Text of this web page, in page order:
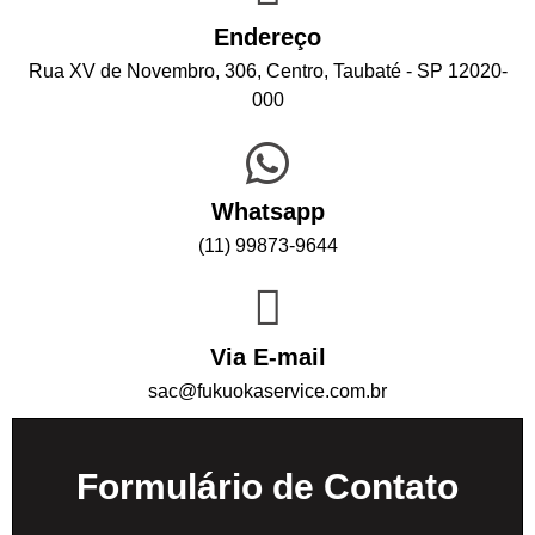
Endereço
Rua XV de Novembro, 306, Centro, Taubaté - SP 12020-
000
Whatsapp
(11) 99873-9644
Via E-mail
sac@fukuokaservice.com.br
Formulário de Contato